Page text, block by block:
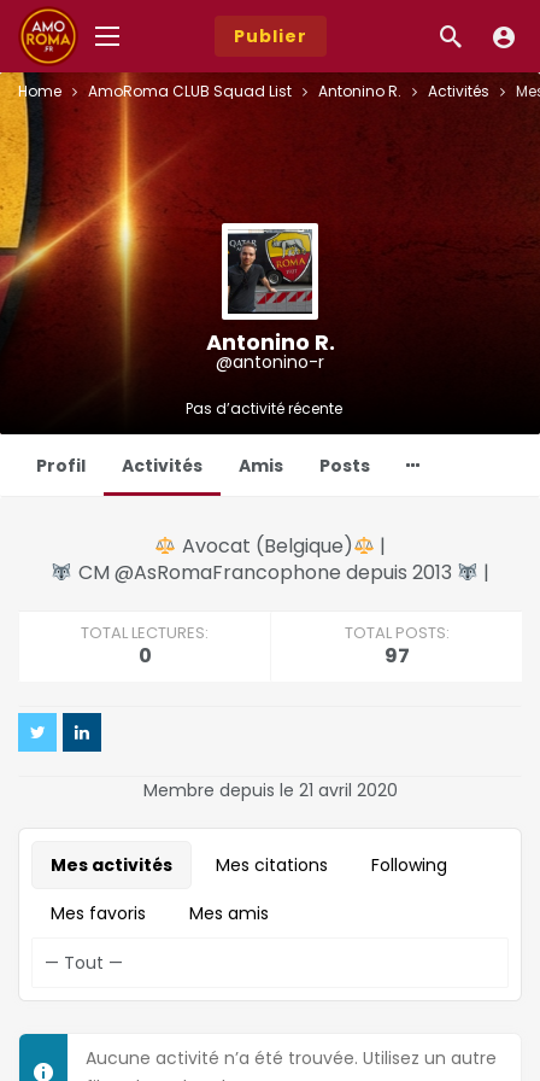
Publier
Home AmoRoma CLUB Squad List Antonino R. Activités
Antonino R.
@antonino-r
Pas d’activité récente
Profil Activités Amis Posts
Avocat (Belgique)
|
CM @AsRomaFrancophone depuis 2013
|
TOTAL LECTURES:
0
TOTAL POSTS:
97
Membre depuis le 21 avril 2020
Mes activités Mes citations
Following
Mes favoris
Mes amis
Aucune activité n’a été trouvée. Utilisez un autre